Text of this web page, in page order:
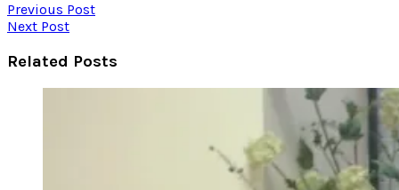
Previous Post
Next Post
Related Posts